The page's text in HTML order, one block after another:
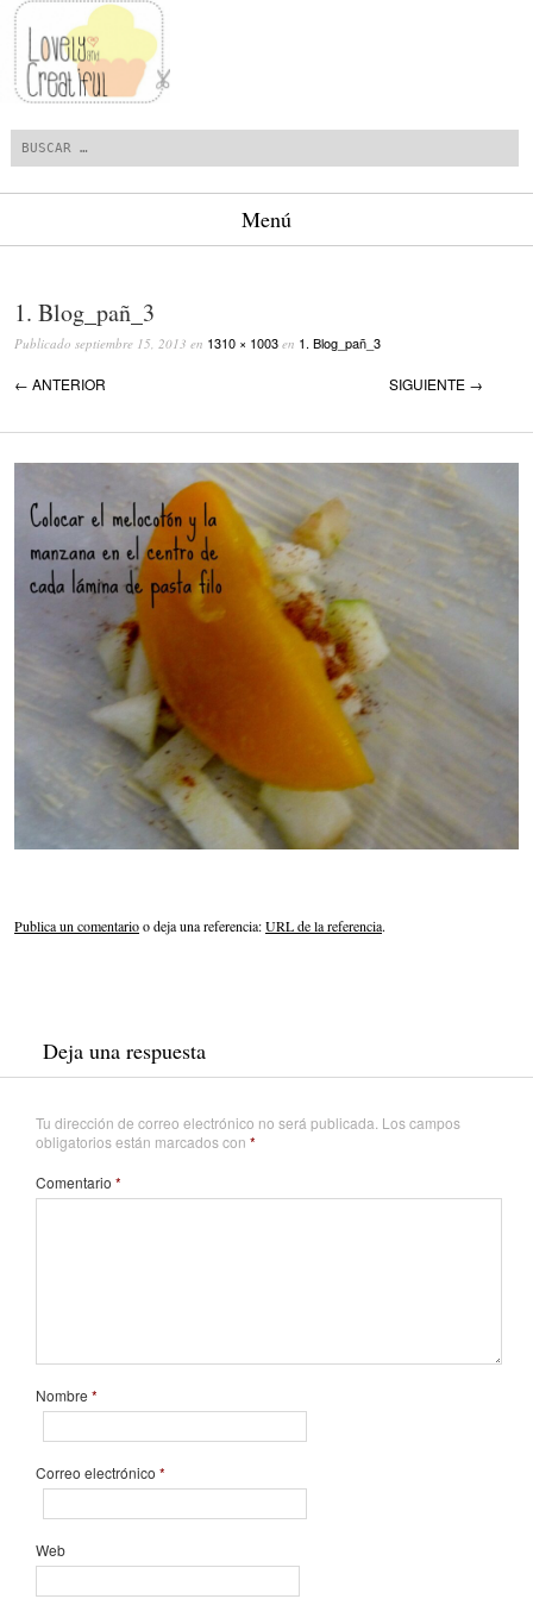
Menú
1. Blog_pañ_3
Publicado septiembre 15, 2013 en 1310 × 1003 en 1. Blog_pañ_3
← ANTERIOR SIGUIENTE →
Publica un comentarioo deja una referencia:URL de la referencia.
Deja una respuesta
Tu dirección de correo electrónico no será publicada. Los campos
obligatorios están marcados con *
Comentario *
Nombre *
Correo electrónico *
Web